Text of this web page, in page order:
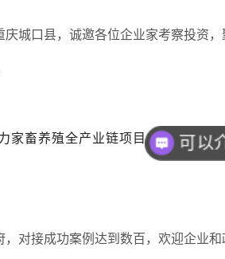
口县，诚邀各位企业家考察投资，
家畜养殖全产业链项目成功落地重
接成功案例达到数百，欢迎企业和